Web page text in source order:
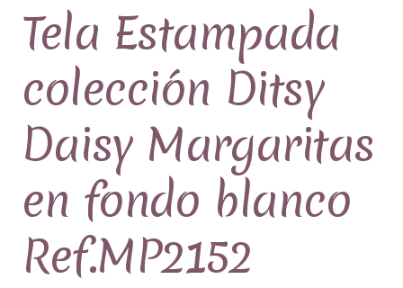
Tela Estampada
colección Ditsy
Daisy Margaritas
en fondo blanco
Ref.MP2152